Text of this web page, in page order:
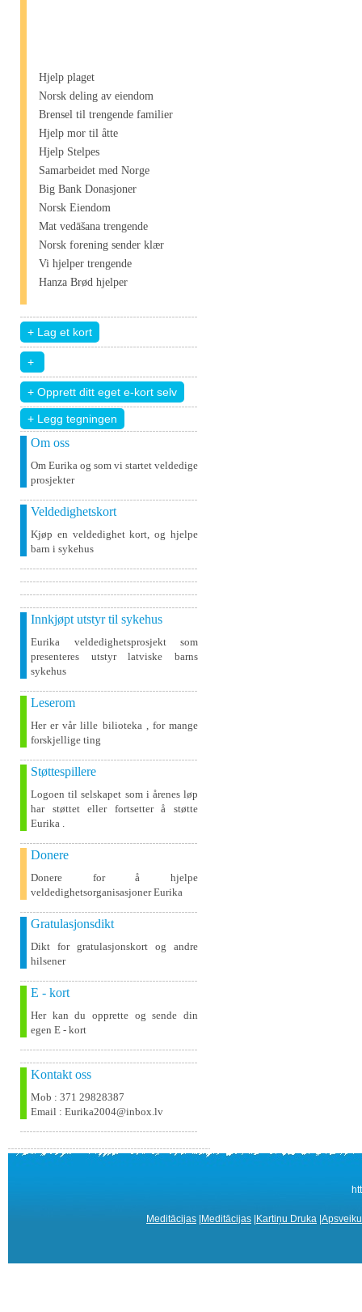
Hjelp plaget
Norsk deling av eiendom
Brensel til trengende familier
Hjelp mor til åtte
Hjelp Stelpes
Samarbeidet med Norge
Big Bank Donasjoner
Norsk Eiendom
Mat vedāšana trengende
Norsk forening sender klær
Vi hjelper trengende
Hanza Brød hjelper
+ Legg tegningen
Om oss
Om Eurika og som vi startet veldedige
prosjekter
Veldedighetskort
Kjøp en veldedighet kort, og hjelpe
barn i sykehus
Innkjøpt utstyr til sykehus
Eurika veldedighetsprosjekt som
presenteres utstyr latviske barns
sykehus
Leserom
Her er vår lille bilioteka , for mange
forskjellige ting
Støttespillere
Logoen til selskapet som i årenes løp
har støttet eller fortsetter å støtte
Eurika .
Donere
Donere for å hjelpe
veldedighetsorganisasjoner Eurika
Gratulasjonsdikt
Dikt for gratulasjonskort og andre
hilsener
E - kort
Her kan du opprette og sende din
egen E - kort
Kontakt oss
Mob : 371 29828387
Email : Eurika2004@inbox.lv
Meditācijas Meditācijas Kartiņu Druka